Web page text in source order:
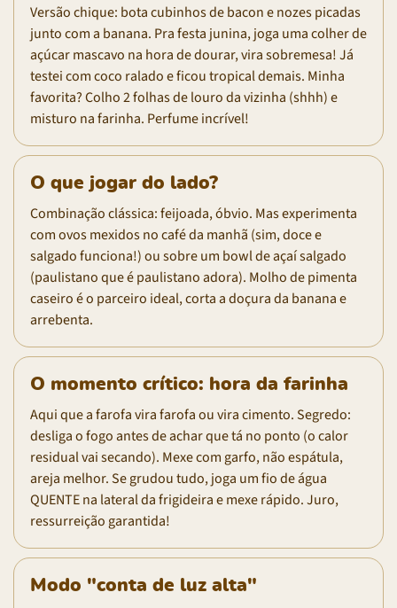
Versão chique: bota cubinhos de bacon e nozes picadas
junto com a banana. Pra festa junina, joga uma colher de
açúcar mascavo na hora de dourar, vira sobremesa! Já
testei com coco ralado e ficou tropical demais. Minha
favorita? Colho 2 folhas de louro da vizinha (shhh) e
misturo na farinha. Perfume incrível!
O que jogar do lado?
Combinação clássica: feijoada, óbvio. Mas experimenta
com ovos mexidos no café da manhã (sim, doce e
salgado funciona!) ou sobre um bowl de açaí salgado
(paulistano que é paulistano adora). Molho de pimenta
caseiro é o parceiro ideal, corta a doçura da banana e
arrebenta.
O momento crítico: hora da farinha
Aqui que a farofa vira farofa ou vira cimento. Segredo:
desliga o fogo antes de achar que tá no ponto (o calor
residual vai secando). Mexe com garfo, não espátula,
areja melhor. Se grudou tudo, joga um fio de água
QUENTE na lateral da frigideira e mexe rápido. Juro,
ressurreição garantida!
Modo "conta de luz alta"